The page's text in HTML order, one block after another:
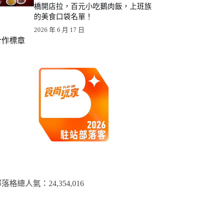
橋開店拉，百元小吃鵝肉飯，上班族
的美食口袋名單！
2026 年 6 月 17 日
作標章
格總人氣：​24,354,016